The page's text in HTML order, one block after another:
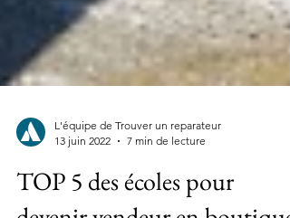
L'équipe de Trouver un reparateur
13 juin 2022
7 min de lecture